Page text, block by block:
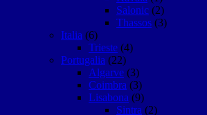
Salonic (2)
Thassos (3)
Italia (6)
Trieste (4)
Portugalia (22)
Algarve (3)
Coimbra (3)
Lisabona (9)
Sintra (2)